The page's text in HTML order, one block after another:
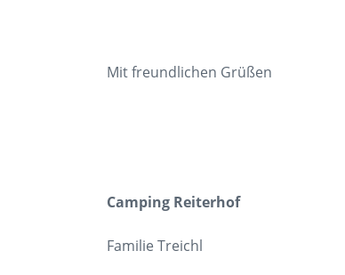
Mit freundlichen Grüßen
Camping Reiterhof
Familie Treichl